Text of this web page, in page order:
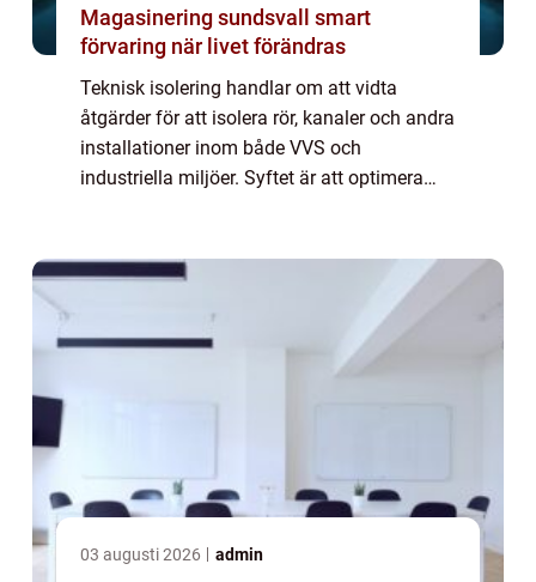
Magasinering sundsvall smart
förvaring när livet förändras
Teknisk isolering handlar om att vidta
åtgärder för att isolera rör, kanaler och andra
installationer inom både VVS och
industriella miljöer. Syftet är att optimera
03 augusti 2026 admin